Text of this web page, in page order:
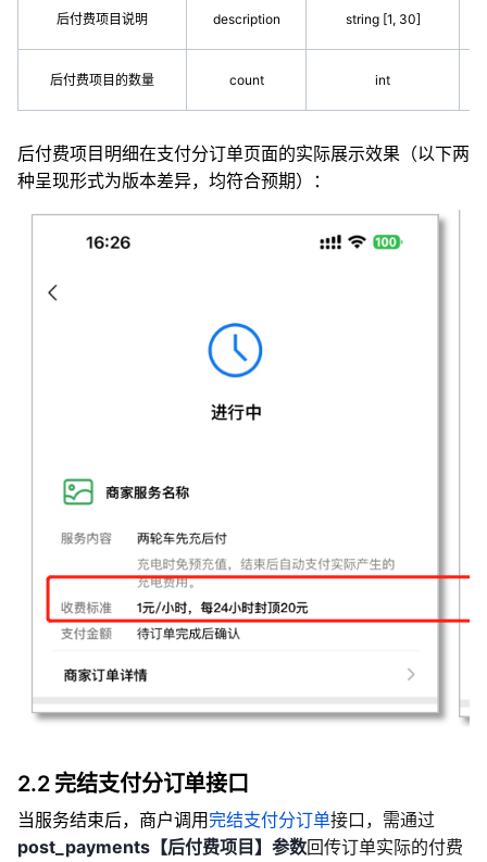
后付费项目说明 description string [1, 30]
后付费项目的数量 count int
后付费项目明细在支付分订单页面的实际展示效果（以下两
种呈现形式为版本差异，均符合预期）：
2.2 完结支付分订单接口
当服务结束后，商户调用完结支付分订单接口，需通过
post_payments【后付费项目】参数回传订单实际的付费